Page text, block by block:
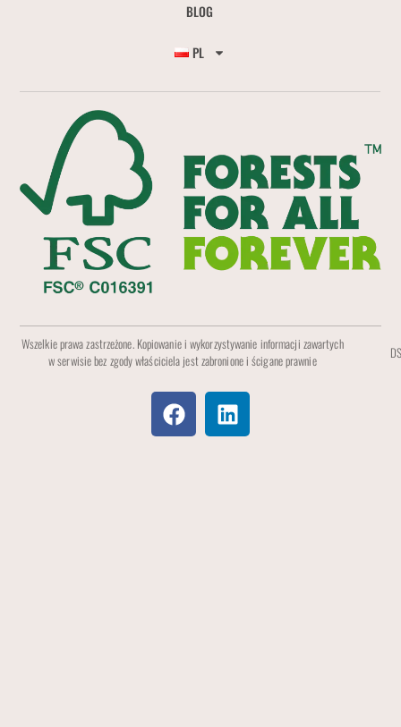
BLOG
PL
Wszelkie prawa zastrzeżone. Kopiowanie i wykorzystywanie informacji zawartych
w serwisie bez zgody właściciela jest zabronione i ścigane prawnie